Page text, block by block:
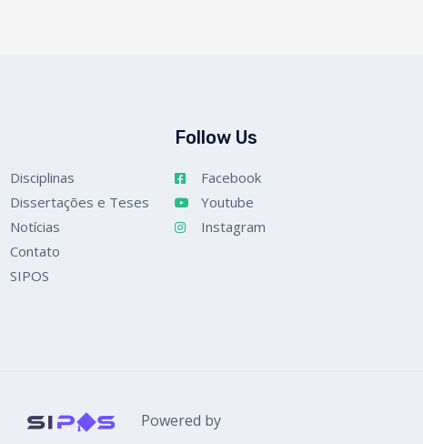
Disciplinas
Dissertações e Teses
Notícias
Contato
SIPOS
Follow Us
Facebook
Youtube
Instagram
Powered by